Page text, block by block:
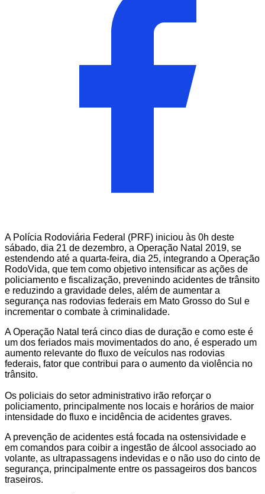
A Polícia Rodoviária Federal (PRF) iniciou às 0h deste
sábado, dia 21 de dezembro, a Operação Natal 2019, se
estendendo até a quarta-feira, dia 25, integrando a Operação
RodoVida, que tem como objetivo intensificar as ações de
policiamento e fiscalização, prevenindo acidentes de trânsito
e reduzindo a gravidade deles, além de aumentar a
segurança nas rodovias federais em Mato Grosso do Sul e
incrementar o combate à criminalidade.
A Operação Natal terá cinco dias de duração e como este é
um dos feriados mais movimentados do ano, é esperado um
aumento relevante do fluxo de veículos nas rodovias
federais, fator que contribui para o aumento da violência no
trânsito.
Os policiais do setor administrativo irão reforçar o
policiamento, principalmente nos locais e horários de maior
intensidade do fluxo e incidência de acidentes graves.
A prevenção de acidentes está focada na ostensividade e
em comandos para coibir a ingestão de álcool associado ao
volante, as ultrapassagens indevidas e o não uso do cinto de
segurança, principalmente entre os passageiros dos bancos
traseiros.